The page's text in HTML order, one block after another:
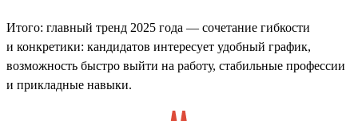
Итого: главный тренд 2025 года — сочетание гибкости
и конкретики: кандидатов интересует удобный график,
возможность быстро выйти на работу, стабильные профессии
и прикладные навыки.